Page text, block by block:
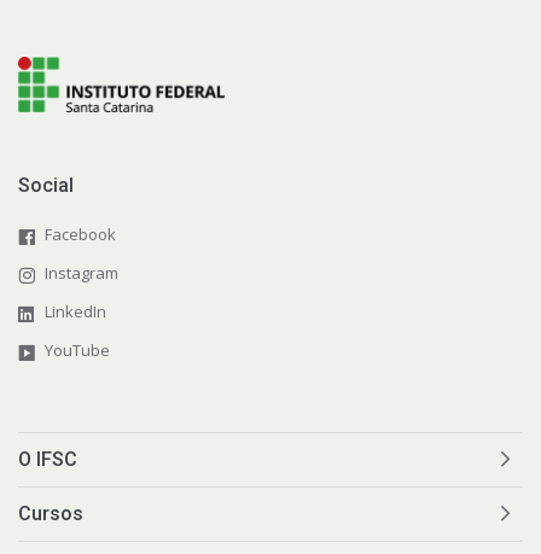
Social
Facebook
Instagram
LinkedIn
YouTube
O IFSC
Cursos